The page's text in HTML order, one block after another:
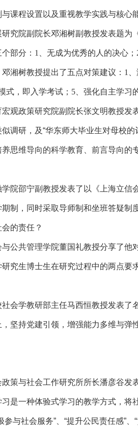
课程设置以及重视教学实践与核心
究院副院长邓湘树副教授发表题
部分： 1 、无成为优秀的人的决心；
湘树教授提出了五点对策建议： 1
式，即入学考试； 5 、强化自主学习
观政策研究院副院长张文明教授发
调研，及“华东师大毕业生对母校
思维导向的科学教育、前言导向
学院邵宁副教授发表了以《上海立
制，同时采取导师制和坐班答疑
的责任？
公共管理学院董国礼教授分享了
研究生博士生在研究过程中的两点
会学教研部主任马西恒教授发表
坚持党建引领，增强能力多维与弹
策与社会工作研究所所长潘彦谷
是一种体验式学习的教学方式，
与社会服务”、“提升公民责任感”、“